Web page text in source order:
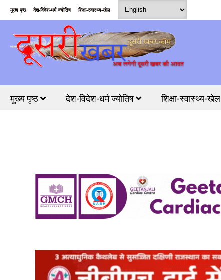
मुख्य पृष्ठ देश-विदेश-धर्म ज्योतिष शिक्षा-स्वास्थ्य-खेल
मुख्य पृष्ठ देश-विदेश-धर्म ज्योतिष शिक्षा-स्वास्थ्य-खेल